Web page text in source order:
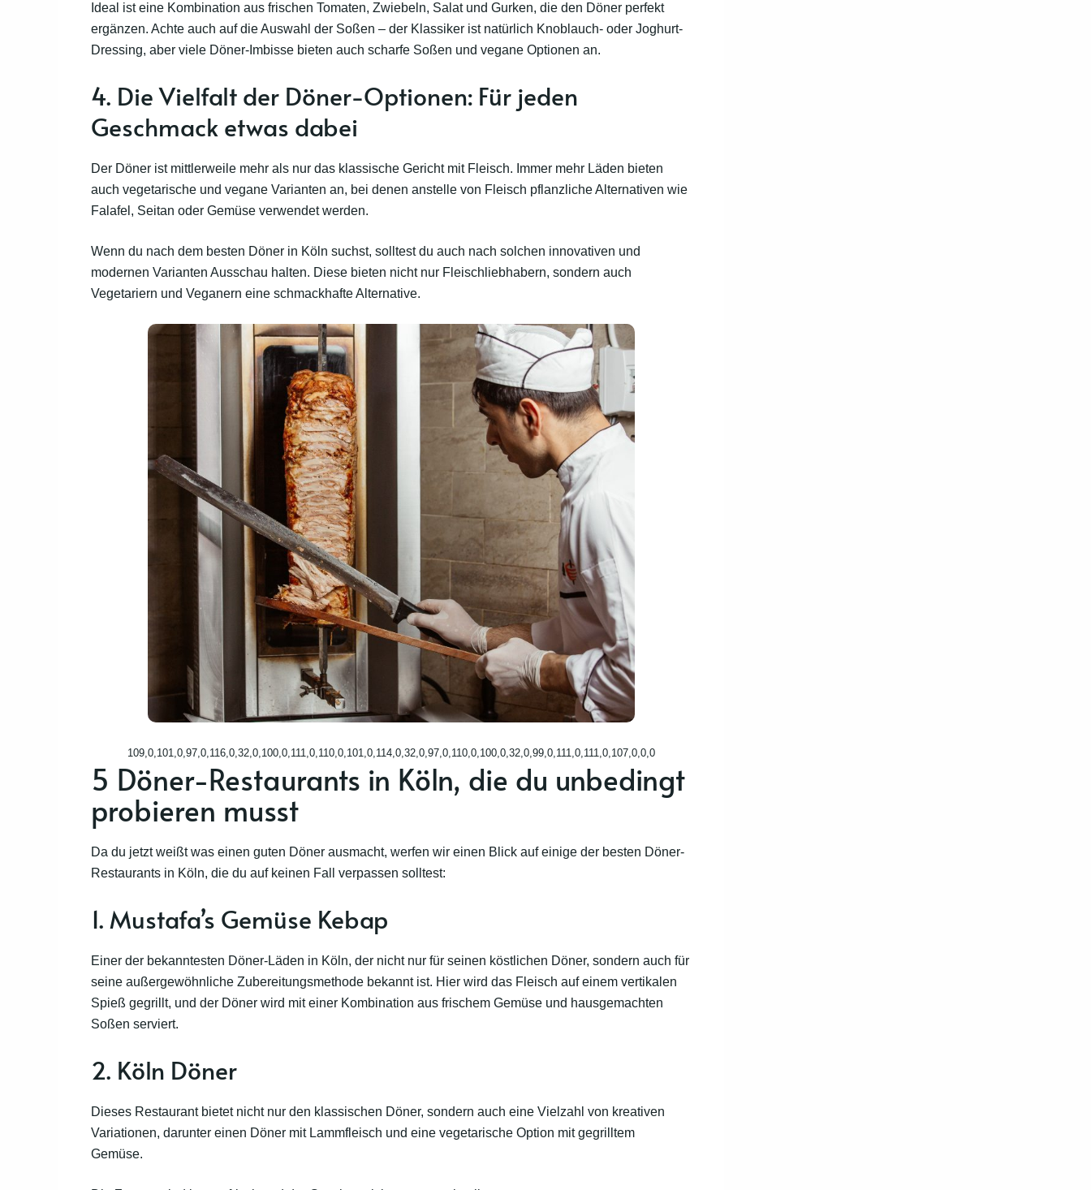
Ideal ist eine Kombination aus frischen Tomaten, Zwiebeln, Salat und Gurken, die den Döner perfekt
ergänzen. Achte auch auf die Auswahl der Soßen – der Klassiker ist natürlich Knoblauch- oder Joghurt-
Dressing, aber viele Döner-Imbisse bieten auch scharfe Soßen und vegane Optionen an.
4. Die Vielfalt der Döner-Optionen: Für jeden
Geschmack etwas dabei
Der Döner ist mittlerweile mehr als nur das klassische Gericht mit Fleisch. Immer mehr Läden bieten
auch vegetarische und vegane Varianten an, bei denen anstelle von Fleisch pflanzliche Alternativen wie
Falafel, Seitan oder Gemüse verwendet werden.
Wenn du nach dem besten Döner in Köln suchst, solltest du auch nach solchen innovativen und
modernen Varianten Ausschau halten. Diese bieten nicht nur Fleischliebhabern, sondern auch
Vegetariern und Veganern eine schmackhafte Alternative.
109,0,101,0,97,0,116,0,32,0,100,0,111,0,110,0,101,0,114,0,32,0,97,0,110,0,100,0,32,0,99,0,111,0,111,0,107,0,0,0
5 Döner-Restaurants in Köln, die du unbedingt
probieren musst
Da du jetzt weißt was einen guten Döner ausmacht, werfen wir einen Blick auf einige der besten Döner-
Restaurants in Köln, die du auf keinen Fall verpassen solltest:
1. Mustafa’s Gemüse Kebap
Einer der bekanntesten Döner-Läden in Köln, der nicht nur für seinen köstlichen Döner, sondern auch für
seine außergewöhnliche Zubereitungsmethode bekannt ist. Hier wird das Fleisch auf einem vertikalen
Spieß gegrillt, und der Döner wird mit einer Kombination aus frischem Gemüse und hausgemachten
Soßen serviert.
2. Köln Döner
Dieses Restaurant bietet nicht nur den klassischen Döner, sondern auch eine Vielzahl von kreativen
Variationen, darunter einen Döner mit Lammfleisch und eine vegetarische Option mit gegrilltem
Gemüse.